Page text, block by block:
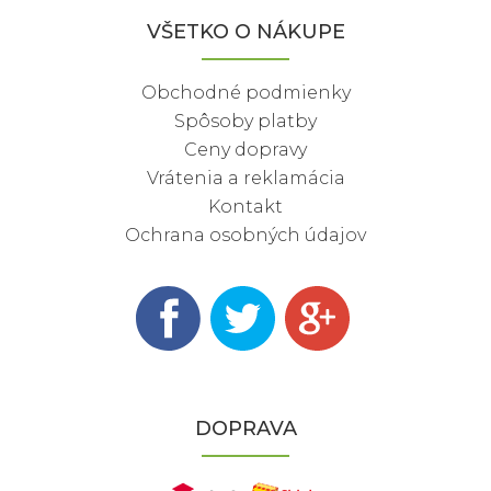
VŠETKO O NÁKUPE
Obchodné podmienky
Spôsoby platby
Ceny dopravy
Vrátenia a reklamácia
Kontakt
Ochrana osobných údajov
DOPRAVA